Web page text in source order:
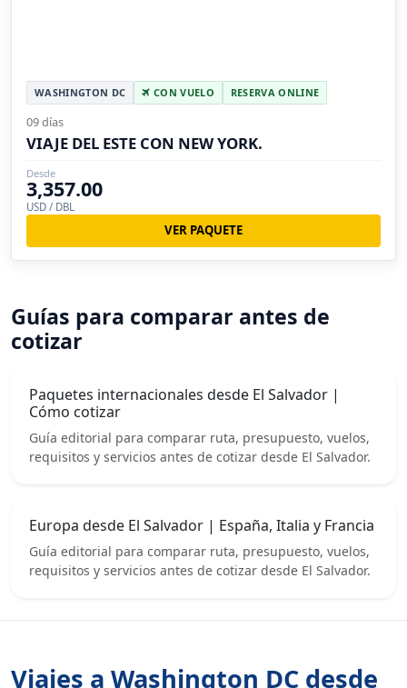
WASHINGTON DC CON VUELO RESERVA ONLINE
09 días
VIAJE DEL ESTE CON NEW YORK.
Desde
3,357.00
USD / DBL
VER PAQUETE
Guías para comparar antes de
cotizar
Paquetes internacionales desde El Salvador |
Cómo cotizar
Guía editorial para comparar ruta, presupuesto, vuelos,
requisitos y servicios antes de cotizar desde El Salvador.
Europa desde El Salvador | España, Italia y Francia
Guía editorial para comparar ruta, presupuesto, vuelos,
requisitos y servicios antes de cotizar desde El Salvador.
Viajes a Washington DC desde